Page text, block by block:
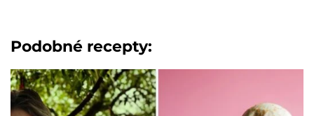
Podobné recepty: